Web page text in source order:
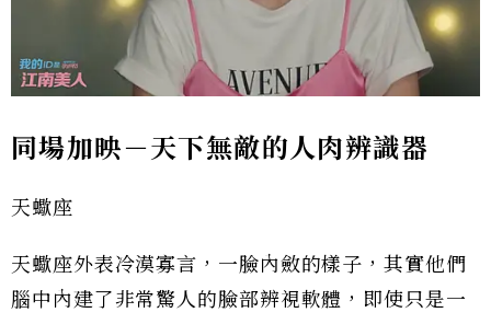
同場加映－天下無敵的人肉辨識器
天蠍座
天蠍座外表冷漠寡言，一臉內斂的樣子，其實他們
腦中內建了非常驚人的臉部辨視軟體，即使只是一